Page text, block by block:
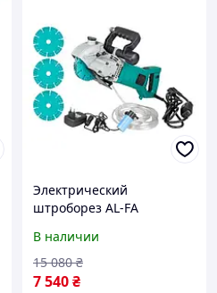
Электрический
штроборез AL-FA
газоблоку, Штроборез по
бетону,
Электроштроборез, XMU
В наличии
7 540₴
15 080 ₴